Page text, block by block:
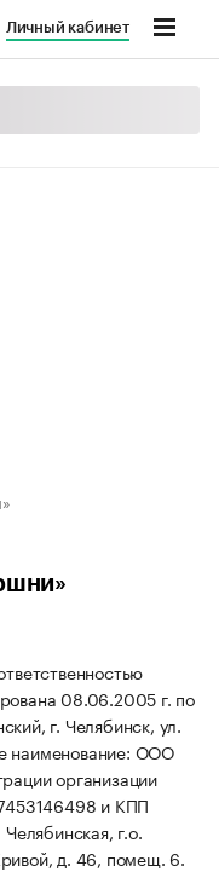
Личный кабинет
08.06.2005 г. по
г. Челябинск, ул.
наименование: ООО
организации
и КПП
г.о.
д. 46, помещ. 6.